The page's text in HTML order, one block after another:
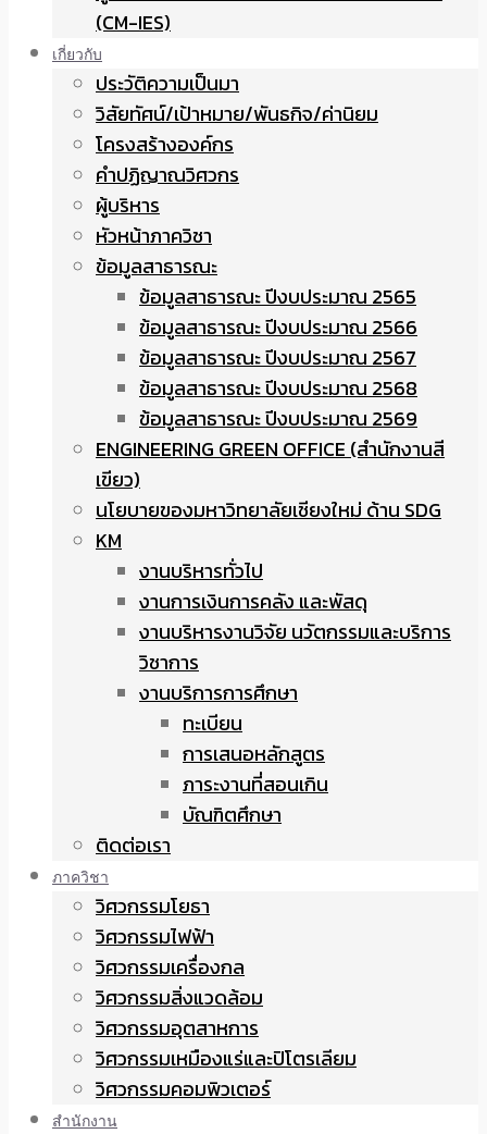
(CM-IES)
เกี่ยวกับ
ประวัติความเป็นมา
วิสัยทัศน์/เป้าหมาย/พันธกิจ/ค่านิยม
โครงสร้างองค์กร
คำปฏิญาณวิศวกร
ผู้บริหาร
หัวหน้าภาควิชา
ข้อมูลสาธารณะ
ข้อมูลสาธารณะ ปีงบประมาณ 2565
ข้อมูลสาธารณะ ปีงบประมาณ 2566
ข้อมูลสาธารณะ ปีงบประมาณ 2567
ข้อมูลสาธารณะ ปีงบประมาณ 2568
ข้อมูลสาธารณะ ปีงบประมาณ 2569
ENGINEERING GREEN OFFICE (สำนักงานสี
เขียว)
นโยบายของมหาวิทยาลัยเชียงใหม่ ด้าน SDG
KM
งานบริหารทั่วไป
งานการเงินการคลัง และพัสดุ
งานบริหารงานวิจัย นวัตกรรมและบริการ
วิชาการ
งานบริการการศึกษา
ทะเบียน
การเสนอหลักสูตร
ภาระงานที่สอนเกิน
บัณฑิตศึกษา
ติดต่อเรา
ภาควิชา
วิศวกรรมโยธา
วิศวกรรมไฟฟ้า
วิศวกรรมเครื่องกล
วิศวกรรมสิ่งแวดล้อม
วิศวกรรมอุตสาหการ
วิศวกรรมเหมืองแร่และปิโตรเลียม
วิศวกรรมคอมพิวเตอร์
สำนักงาน